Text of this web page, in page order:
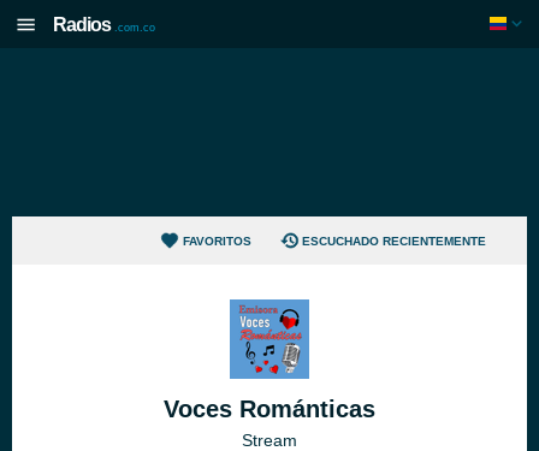
Radios .com.co
FAVORITOS ESCUCHADO RECIENTEMENTE
Voces Románticas
Stream